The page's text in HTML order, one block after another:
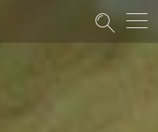
Suche